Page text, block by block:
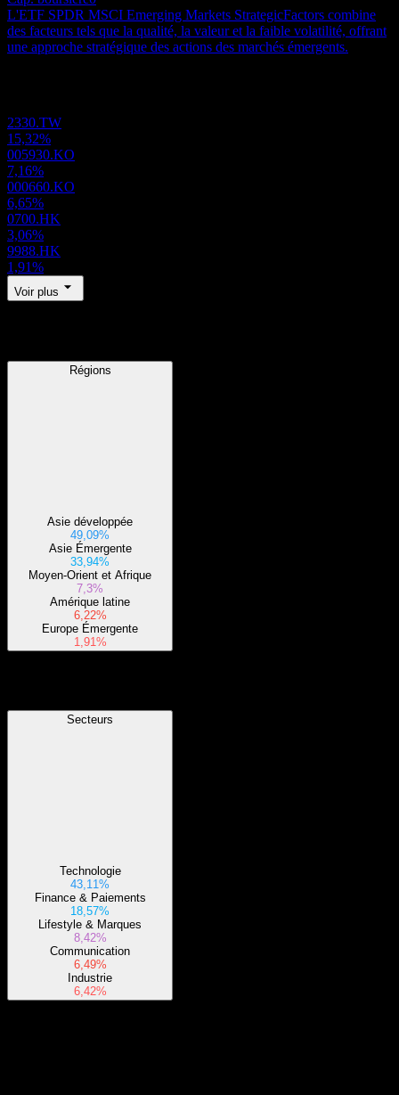
L'ETF SPDR MSCI Emerging Markets StrategicFactors combine
des facteurs tels que la qualité, la valeur et la faible volatilité, offrant
une approche stratégique des actions des marchés émergents.
2330.TW
15,32%
005930.KO
7,16%
000660.KO
6,65%
0700.HK
3,06%
9988.HK
1,91%
Voir plus
Régions
Asie développée
49,09%
Asie Émergente
33,94%
Moyen-Orient et Afrique
7,3%
Amérique latine
6,22%
Europe Émergente
1,91%
Secteurs
Technologie
43,11%
Finance & Paiements
18,57%
Lifestyle & Marques
8,42%
Communication
6,49%
Industrie
6,42%